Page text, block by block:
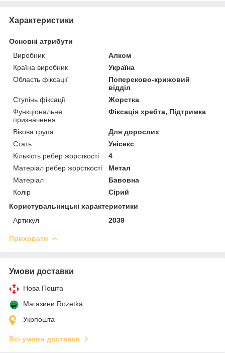
Характеристики
Основні атрибути
Виробник
Алком
Країна виробник
Україна
Область фіксації
Попереково-крижовий
відділ
Ступінь фіксації
Жорстка
Функціональне
призначення
Фіксація хребта, Підтримка
Вікова група
Для дорослих
Стать
Унісекс
Кількість ребер жорсткості
4
Матеріал ребер жорсткості
Метал
Матеріал
Бавовна
Колір
Сірий
Користувальницькі характеристики
Артикул
2039
Приховати
Умови доставки
Нова Пошта
Магазини Rozetka
Укрпошта
Всі умови доставки